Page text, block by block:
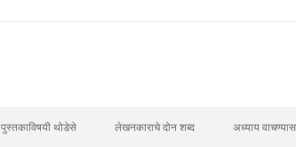
पुस्तकाविषयी थोडेसे लेखनकाराचे दोन शब्द अध्याय